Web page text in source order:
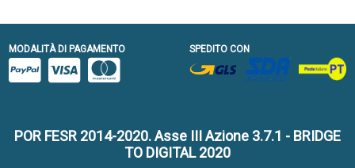
MODALITÀ DI PAGAMENTO SPEDITO CON
POR FESR 2014-2020. Asse III Azione 3.7.1 - BRIDGE
TO DIGITAL 2020